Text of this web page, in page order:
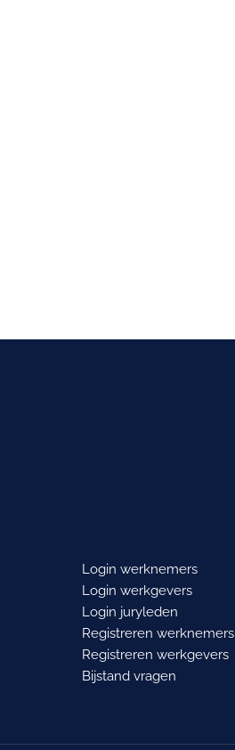
Login werknemers
Login werkgevers
Login juryleden
Registreren werknemers
Registreren werkgevers
Bijstand vragen